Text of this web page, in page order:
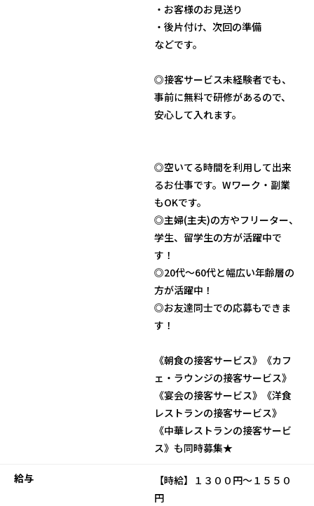
・お客様のお見送り
・後片付け、次回の準備
などです。
◎接客サービス未経験者でも、
事前に無料で研修があるので、
安心して入れます。
◎空いてる時間を利用して出来
るお仕事です。Wワーク・副業
もOKです。
◎主婦(主夫)の方やフリーター、
学生、留学生の方が活躍中で
す！
◎20代～60代と幅広い年齢層の
方が活躍中！
◎お友達同士での応募もできま
す！
《朝食の接客サービス》《カフ
ェ・ラウンジの接客サービス》
《宴会の接客サービス》《洋食
レストランの接客サービス》
《中華レストランの接客サービ
ス》も同時募集★
給与
【時給】１３００円～１５５０
円